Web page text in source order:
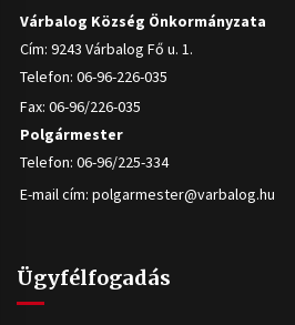
Várbalog Község Önkormányzata
Cím: 9243 Várbalog Fő u. 1.
Telefon: 06-96-226-035
Fax: 06-96/226-035
Polgármester
Telefon: 06-96/225-334
E-mail cím: polgarmester@varbalog.hu
Ügyfélfogadás